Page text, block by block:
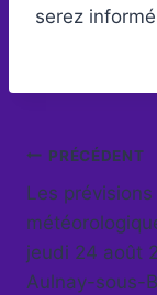
serez
de
l’article
PRÉCÉDENT
Les prévisions
jeudi 24 août
Aulnay-sous-